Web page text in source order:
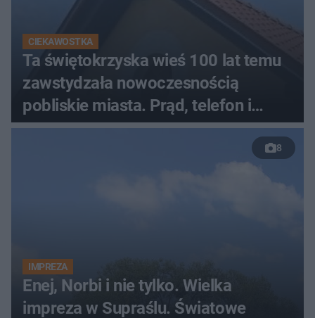
CIEKAWOSTKA
Ta świętokrzyska wieś 100 lat temu
zawstydzała nowoczesnością
pobliskie miasta. Prąd, telefon i
luksusowa auta
8
IMPREZA
Enej, Norbi i nie tylko. Wielka
impreza w Supraślu. Światowe